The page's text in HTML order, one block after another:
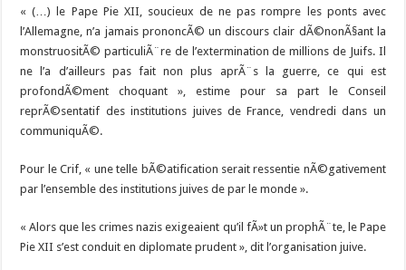
« (…) le Pape Pie XII, soucieux de ne pas rompre les ponts avec
l’Allemagne, n’a jamais prononcÃ© un discours clair dÃ©nonÃ§ant la
monstruositÃ© particuliÃ¨re de l’extermination de millions de Juifs. Il
ne l’a d’ailleurs pas fait non plus aprÃ¨s la guerre, ce qui est
profondÃ©ment choquant », estime pour sa part le Conseil
reprÃ©sentatif des institutions juives de France, vendredi dans un
communiquÃ©.
Pour le Crif, « une telle bÃ©atification serait ressentie nÃ©gativement
par l’ensemble des institutions juives de par le monde ».
« Alors que les crimes nazis exigeaient qu’il fÃ»t un prophÃ¨te, le Pape
Pie XII s’est conduit en diplomate prudent », dit l’organisation juive.